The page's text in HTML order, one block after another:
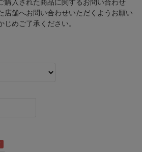
入された商品に関するお問い合わせ
店舗へお問い合わせいただくようお願い
めご了承ください。